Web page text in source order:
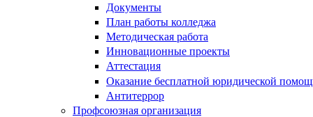
Документы
План работы колледжа
Методическая работа
Инновационные проекты
Аттестация
Оказание бесплатной юридической
Антитеррор
Профсоюзная организация